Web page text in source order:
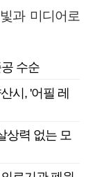
과 미디어로
수순
시, '어필 레
상력 없는 모